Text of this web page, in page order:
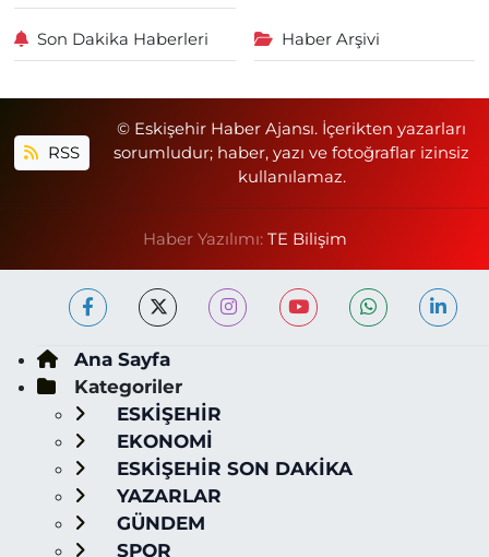
Son Dakika Haberleri Haber Arşivi
RSS
© Eskişehir Haber Ajansı. İçerikten yazarları
sorumludur; haber, yazı ve fotoğraflar izinsiz
kullanılamaz.
Haber Yazılımı: TE Bilişim
Ana Sayfa
Kategoriler
ESKİŞEHİR
EKONOMİ
ESKİŞEHİR SON DAKİKA
YAZARLAR
GÜNDEM
SPOR